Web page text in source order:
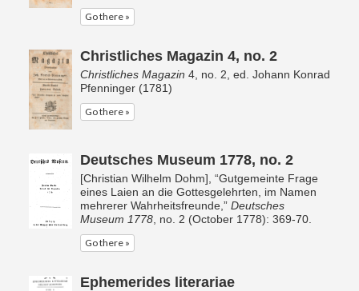
Go there »
Christliches Magazin 4, no. 2
Christliches Magazin 4, no. 2, ed. Johann Konrad
Pfenninger (1781)
Go there »
Deutsches Museum 1778, no. 2
[Christian Wilhelm Dohm], “Gutgemeinte Frage
eines Laien an die Gottesgelehrten, im Namen
mehrerer Wahrheitsfreunde,” Deutsches
Museum 1778 , no. 2 (October 1778): 369-70.
Go there »
Ephemerides literariae